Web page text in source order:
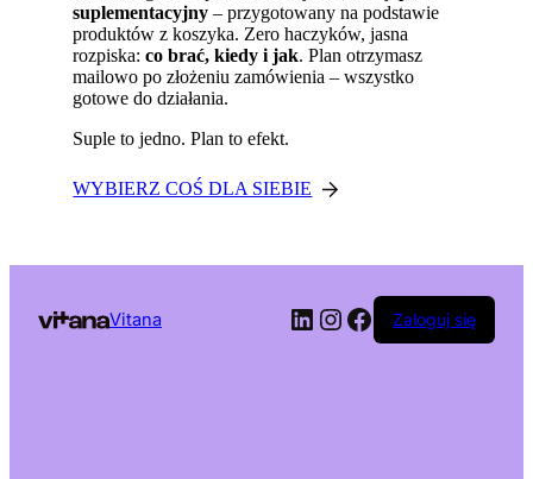
suplementacyjny – przygotowany na podstawie
produktów z koszyka. Zero haczyków, jasna
rozpiska:co brać, kiedy i jak. Plan otrzymasz
mailowo po złożeniu zamówienia – wszystko
gotowe do działania.
Suple to jedno. Plan to efekt.
WYBIERZ COŚ DLA SIEBIE
Vitana LinkedIn
Instagram
Facebook
Zaloguj się